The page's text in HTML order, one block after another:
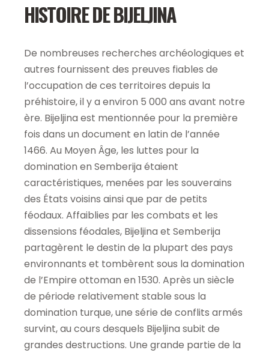
HISTOIRE DE BIJELJINA
De nombreuses recherches archéologiques et
autres fournissent des preuves fiables de
l’occupation de ces territoires depuis la
préhistoire, il y a environ 5 000 ans avant notre
ère. Bijeljina est mentionnée pour la première
fois dans un document en latin de l’année
1466. Au Moyen Âge, les luttes pour la
domination en Semberija étaient
caractéristiques, menées par les souverains
des États voisins ainsi que par de petits
féodaux. Affaiblies par les combats et les
dissensions féodales, Bijeljina et Semberija
partagèrent le destin de la plupart des pays
environnants et tombèrent sous la domination
de l’Empire ottoman en 1530. Après un siècle
de période relativement stable sous la
domination turque, une série de conflits armés
survint, au cours desquels Bijeljina subit de
grandes destructions. Une grande partie de la